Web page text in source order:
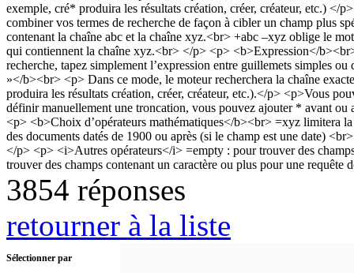
3854 réponses
retourner à la liste
Sélectionner par